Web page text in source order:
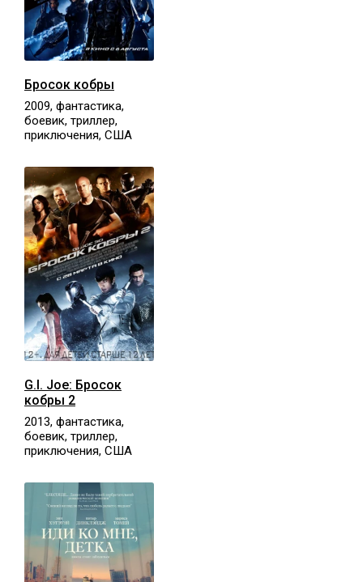
Бросок кобры
2009, фантастика,
боевик, триллер,
приключения, США
G.I. Joe: Бросок
кобры 2
2013, фантастика,
боевик, триллер,
приключения, США